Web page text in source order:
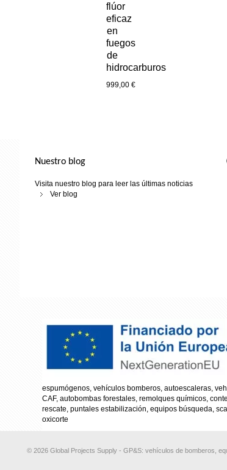
flúor
eficaz
en
fuegos
de
hidrocarburos
999,00 €
Nuestro blog
Visita nuestro blog para leer las últimas noticias
Ver blog
espumógenos, vehículos bomberos, autoescaleras,
CAF, autobombas forestales, remolques químicos,
rescate, puntales estabilización, equipos búsqueda,
oxicorte
© 2026 Global Projects Supply - GP&S: vehículos de bomberos,